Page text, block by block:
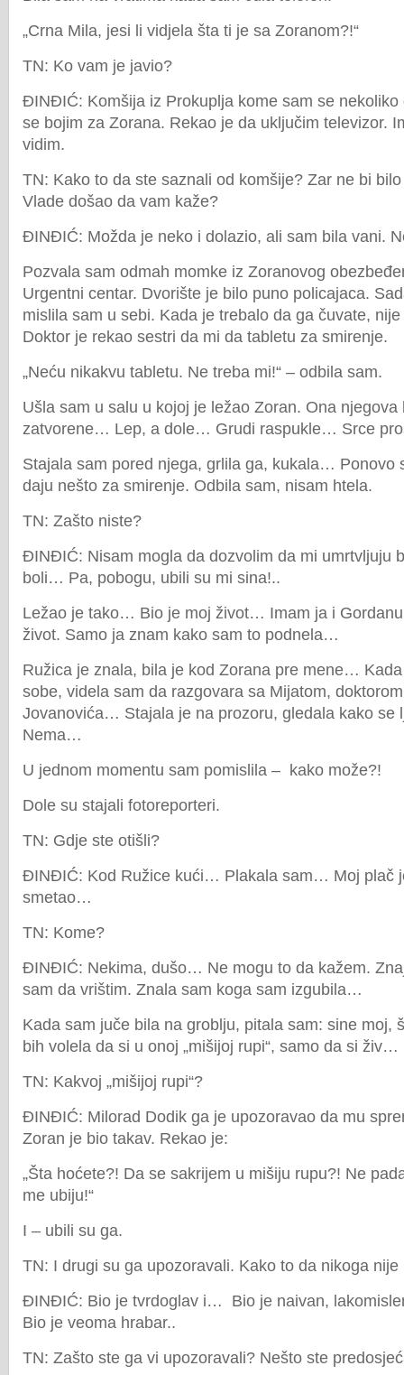
„Crna Mila, jesi li vidjela šta ti je sa Zoranom?!“
TN: Ko vam je javio?
ĐINĐIĆ: Komšija iz Prokuplja kome sam se nekoliko
se bojim za Zorana. Rekao je da uključim televizor.
vidim.
TN: Kako to da ste saznali od komšije? Zar ne bi
Vlade došao da vam kaže?
ĐINĐIĆ: Možda je neko i dolazio, ali sam bila vani.
Pozvala sam odmah momke iz Zoranovog
Urgentni centar. Dvorište je bilo puno policajaca.
mislila sam u sebi. Kada je trebalo da ga čuvate,
Doktor je rekao sestri da mi da tabletu za smirenje.
„Neću nikakvu tabletu. Ne treba mi!“ – odbila sam.
Ušla sam u salu u kojoj je ležao Zoran. Ona
zatvorene… Lep, a dole… Grudi raspukle… Srce
Stajala sam pored njega, grlila ga, kukala… Ponovo
daju nešto za smirenje. Odbila sam, nisam htela.
TN: Zašto niste?
ĐINĐIĆ: Nisam mogla da dozvolim da mi umrtvljuju
boli… Pa, pobogu, ubili su mi sina!..
Ležao je tako… Bio je moj život… Imam ja i
život. Samo ja znam kako sam to podnela…
Ružica je znala, bila je kod Zorana pre mene…
sobe, videla sam da razgovara sa Mijatom,
Jovanovića… Stajala je na prozoru, gledala kako
Nema…
U jednom momentu sam pomislila – kako može?!
Dole su stajali fotoreporteri.
TN: Gdje ste otišli?
ĐINĐIĆ: Kod Ružice kući… Plakala sam… Moj plač
smetao…
TN: Kome?
ĐINĐIĆ: Nekima, dušo… Ne mogu to da kažem.
sam da vrištim. Znala sam koga sam izgubila…
Kada sam juče bila na groblju, pitala sam: sine moj,
bih volela da si u onoj „mišijoj rupi“, samo da si živ…
TN: Kakvoj „mišijoj rupi“?
ĐINĐIĆ: Milorad Dodik ga je upozoravao da mu
Zoran je bio takav. Rekao je:
„Šta hoćete?! Da se sakrijem u mišiju rupu?! Ne
me ubiju!“
I – ubili su ga.
TN: I drugi su ga upozoravali. Kako to da nikoga nije
ĐINĐIĆ: Bio je tvrdoglav i… Bio je naivan,
Bio je veoma hrabar..
TN: Zašto ste ga vi upozoravali? Nešto ste